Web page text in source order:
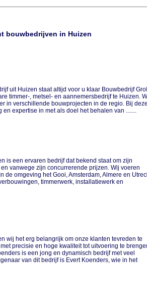
bouwbedrijven in Huizen
uit Huizen staat altijd voor u klaar Bouwbedrijf
timmer-, metsel- en aannemersbedrijf te Huizen.
in verschillende bouwprojecten in de regio. Bij deze
expertise in met als doel het behalen van .......
is een ervaren bedrijf dat bekend staat om zijn
vanwege zijn concurrerende prijzen. Wij voeren
de omgeving het Gooi, Amsterdam, Almere en
timmerwerk, installatiewerk en
wij het erg belangrijk om onze klanten tevreden te
precisie en hoge kwaliteit tot uitvoering te
is een jong en dynamisch bedrijf met veel
van dit bedrijf is Evert Koenders, wie in het